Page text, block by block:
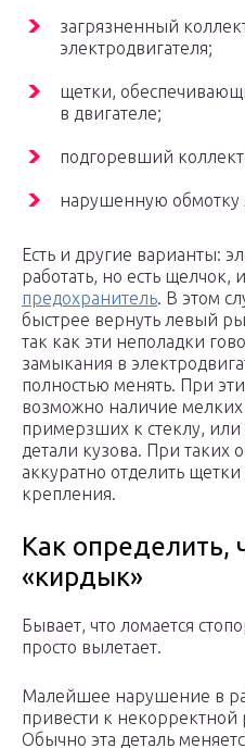
загрязненный
электродвигателя;
щетки,
в двигателе;
подгоревший
нарушенную обмотку
Есть и другие варианты:
работать, но есть щелчок,
предохранитель. В этом
быстрее вернуть левый
так как эти неполадки
замыкания в
полностью менять. При
возможно наличие
примерзших к стеклу,
детали кузова. При таких
аккуратно отделить
крепления.
Как определить,
«кирдык»
Бывает, что ломается
просто вылетает.
Малейшее нарушение в
привести к некорректной
Обычно эта деталь